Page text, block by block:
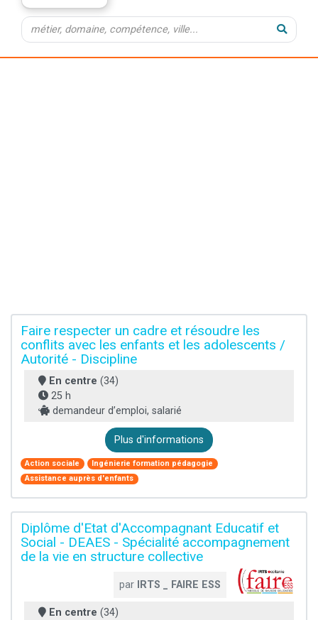
Faire respecter un cadre et résoudre les
conflits avec les enfants et les adolescents /
Autorité - Discipline
En centre (34)
25 h
demandeur d’emploi, salarié
Plus d'informations
Action sociale
Ingénierie formation pédagogie
Assistance auprès d'enfants
Diplôme d'Etat d'Accompagnant Educatif et
Social - DEAES - Spécialité accompagnement
de la vie en structure collective
par IRTS _ FAIRE ESS
En centre (34)